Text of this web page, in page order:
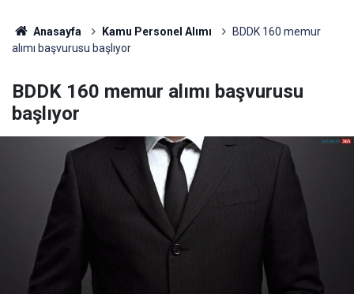
Anasayfa Kamu Personel Alımı
BDDK 160 memur
alımı başvurusu başlıyor
BDDK 160 memur alımı başvurusu
başlıyor